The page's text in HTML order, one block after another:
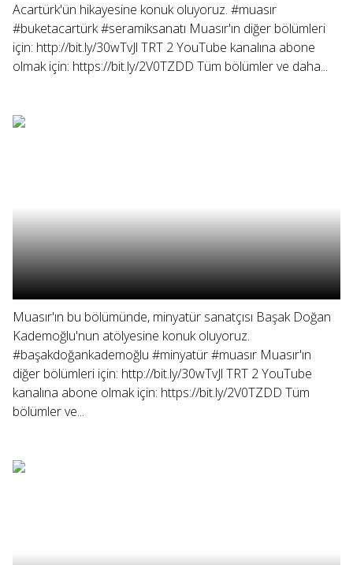
Acartürk'ün hikayesine konuk oluyoruz. #muasır
#buketacartürk #seramiksanatı Muasır'ın diğer bölümleri
için: http://bit.ly/30wTvJl TRT 2 YouTube kanalına abone
olmak için: https://bit.ly/2V0TZDD Tüm bölümler ve daha...
Muasır'ın bu bölümünde, minyatür sanatçısı Başak Doğan
Kademoğlu'nun atölyesine konuk oluyoruz.
#başakdoğankademoğlu #minyatür #muasır Muasır'ın
diğer bölümleri için: http://bit.ly/30wTvJl TRT 2 YouTube
kanalına abone olmak için: https://bit.ly/2V0TZDD Tüm
bölümler ve...